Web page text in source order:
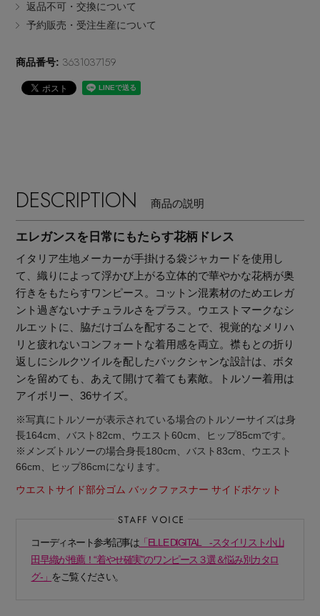
その他(傘・ハンカチ・時計など)
PERSONAL COLOR
【エディターズ・エッセンシャル】
返品不可・交換について
予約販売・受注生産について
商品番号: 3631037159
DESCRIPTION 商品の説明
エレガンスを日常にもたらす花柄ドレス
イタリア生地メーカーが手掛ける袋ジャカードを使用し
て、織りによって浮かび上がる立体的で華やかな花柄が奥
行きをもたらすワンピース。コットン混素材のためエレガ
ント過ぎないナチュラルさをプラス。ウエストマークなシ
ルエットに、脇だけゴムを配することで、視覚的なメリハ
リと疲れないコンフォートな着用感を両立。襟もとの折り
返しにシルクツイルを配したバックシャンな設計は、ボタ
ンを留めても、あえて開けて着ても素敵。トルソー着用は
アイボリー、36サイズ。
※写真にトルソーが表示されている場合のトルソーサイズは身
長164cm、バスト82cm、ウエスト60cm、ヒップ85cmです。
※メンズトルソーの場合身長180cm、バスト83cm、ウエスト
66cm、ヒップ86cmになります。
ウエストサイド部分ゴム バックファスナー サイドポケット
コーディネート参考記事は「ELLE DIGITAL -スタイリスト小山
田早織が推薦！“着やせ確実”のワンピース３選＆悩み別カタロ
グ-」 をご覧ください。